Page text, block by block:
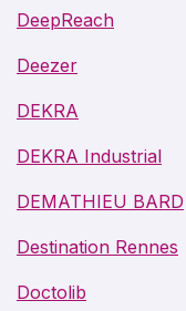
DeepReach
Deezer
DEKRA
DEKRA Industrial
DEMATHIEU BARD
Destination Rennes
Doctolib